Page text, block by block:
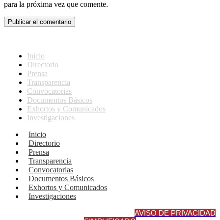
para la próxima vez que comente.
Inicio
Directorio
Prensa
Transparencia
Convocatorias
Documentos Básicos
Exhortos y Comunicados
Investigaciones
Inicio
Directorio
Prensa
Transparencia
Convocatorias
Documentos Básicos
Exhortos y Comunicados
Investigaciones
AVISO DE PRIVACIDAD